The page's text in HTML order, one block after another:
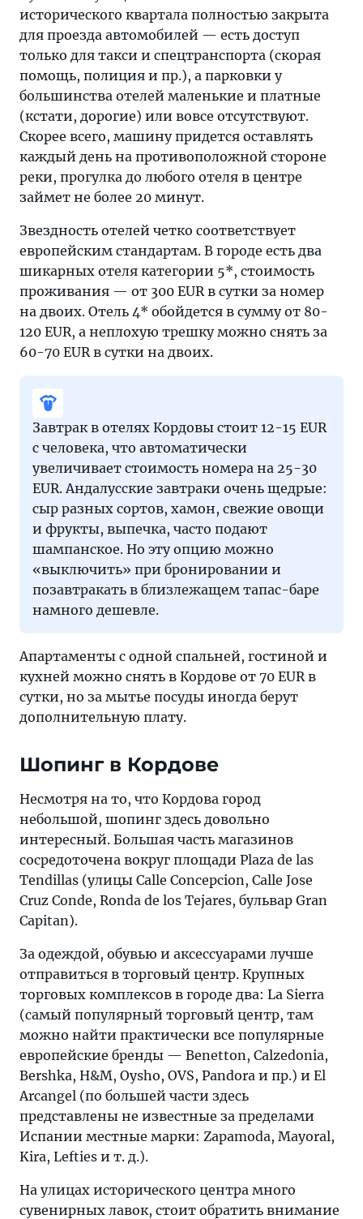
исторического квартала полностью закрыта
для проезда автомобилей — есть доступ
только для такси и спецтранспорта (скорая
помощь, полиция и пр.), а парковки у
большинства отелей маленькие и платные
(кстати, дорогие) или вовсе отсутствуют.
Скорее всего, машину придется оставлять
каждый день на противоположной стороне
реки, прогулка до любого отеля в центре
займет не более 20 минут.
Звездность отелей четко соответствует
европейским стандартам. В городе есть два
шикарных отеля категории 5*, стоимость
проживания — от 300 EUR в сутки за номер
на двоих. Отель 4* обойдется в сумму от 80-
120 EUR, а неплохую трешку можно снять за
60-70 EUR в сутки на двоих.
Завтрак в отелях Кордовы стоит 12-15 EUR
с человека, что автоматически
увеличивает стоимость номера на 25-30
EUR. Андалусские завтраки очень щедрые:
сыр разных сортов, хамон, свежие овощи
и фрукты, выпечка, часто подают
шампанское. Но эту опцию можно
«выключить» при бронировании и
позавтракать в близлежащем тапас-баре
намного дешевле.
Апартаменты с одной спальней, гостиной и
кухней можно снять в Кордове от 70 EUR в
сутки, но за мытье посуды иногда берут
дополнительную плату.
Шопинг в Кордове
Несмотря на то, что Кордова город
небольшой, шопинг здесь довольно
интересный. Большая часть магазинов
сосредоточена вокруг площади Plaza de las
Tendillas (улицы Calle Concepcion, Calle Jose
Cruz Conde, Ronda de los Tejares, бульвар Gran
Capitan).
За одеждой, обувью и аксессуарами лучше
отправиться в торговый центр. Крупных
торговых комплексов в городе два: La Sierra
(самый популярный торговый центр, там
можно найти практически все популярные
европейские бренды — Benetton, Calzedonia,
Bershka, H&M, Oysho, OVS, Pandora и пр.) и El
Arcangel (по большей части здесь
представлены не известные за пределами
Испании местные марки: Zapamoda, Mayoral,
Kira, Lefties и т. д.).
На улицах исторического центра много
сувенирных лавок, стоит обратить внимание